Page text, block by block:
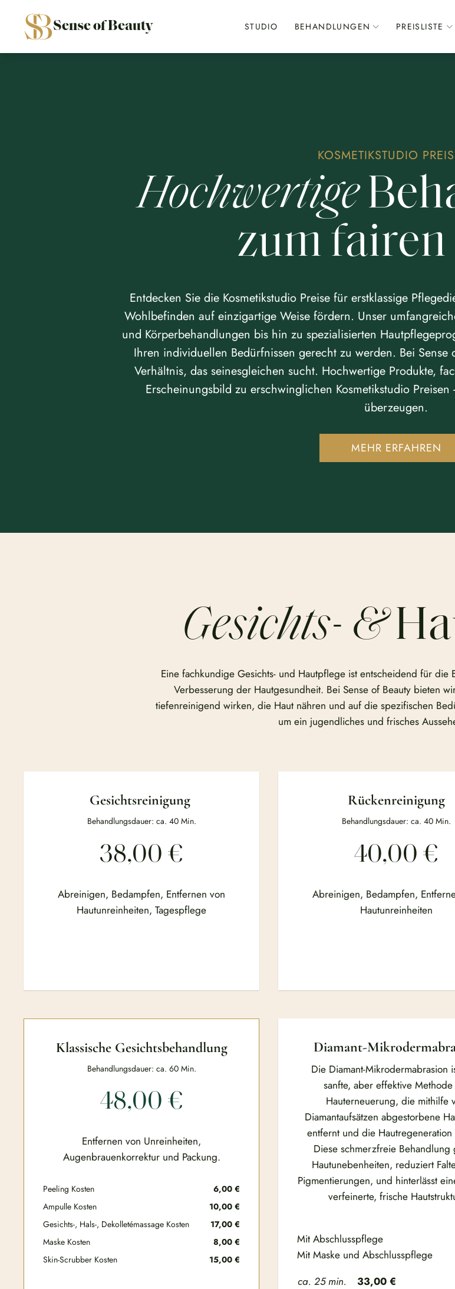
Sense of Beauty STUDIO BEHANDLUNGEN PREISLISTE
KOSMETIKSTUDIO
Hochwertige
zum fairen
Entdecken Sie die Kosmetikstudio Preise für erstklassige
Wohlbefinden auf einzigartige Weise fördern. Unser
und Körperbehandlungen bis hin zu spezialisierten
Ihren individuellen Bedürfnissen gerecht zu werden. Bei Sense
Verhältnis, das seinesgleichen sucht. Hochwertige Produkte,
Erscheinungsbild zu erschwinglichen Kosmetikstudio
überzeugen.
MEHR ERFAHREN
Gesichts- &
Eine fachkundige Gesichts- und Hautpflege ist entscheidend für die
Verbesserung der Hautgesundheit. Bei Sense of Beauty bieten
tiefenreinigend wirken, die Haut nähren und auf die spezifischen
um ein jugendliches und frisches
Gesichtsreinigung
Behandlungsdauer: ca. 40 Min.
38,00 €
Abreinigen, Bedampfen, Entfernen von
Hautunreinheiten, Tagespflege
Rückenreinigung
Behandlungsdauer: ca. 40 Min.
40,00 €
Abreinigen, Bedampfen,
Hautunreinheiten
Klassische Gesichtsbehandlung
Behandlungsdauer: ca. 60 Min.
48,00 €
Entfernen von Unreinheiten,
Augenbrauenkorrektur und Packung.
Peeling Kosten
6,00 €
Ampulle Kosten
10,00 €
Gesichts-, Hals-, Dekolletémassage Kosten
17,00 €
Maske Kosten
8,00 €
Skin-Scrubber Kosten
15,00 €
Diamant-
Die Diamant-Mikrodermabrasion
sanfte, aber effektive
Hauterneuerung, die mithilfe
Diamantaufsätzen abgestorbene
entfernt und die Hautregeneration
Diese schmerzfreie Behandlung
Hautunebenheiten, reduziert
Pigmentierungen, und hinterlässt
verfeinerte, frische
Mit Abschlusspflege
Mit Maske und Abschlusspflege
ca. 25 min.
33,00 €